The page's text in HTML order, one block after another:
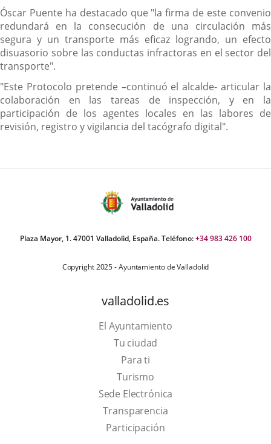
Óscar Puente ha destacado que "la firma de este convenio
redundará en la consecución de una circulación más
segura y un transporte más eficaz logrando, un efecto
disuasorio sobre las conductas infractoras en el sector del
transporte".
"Este Protocolo pretende –continuó el alcalde- articular la
colaboración en las tareas de inspección, y en la
participación de los agentes locales en las labores de
revisión, registro y vigilancia del tacógrafo digital".
Plaza Mayor, 1. 47001 Valladolid, España. Teléfono:+34 983 426 100
Copyright 2025 - Ayuntamiento de Valladolid
valladolid.es
El Ayuntamiento
Tu ciudad
Para ti
TurismoThis
link
will
open
Sede Electrónica
Transparencia
Participación